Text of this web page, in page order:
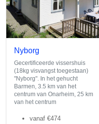
Nyborg
Gecertificeerde vissershuis
(18kg visvangst toegestaan)
"Nyborg". In het gehucht
Barmen, 3.5 km van het
centrum van Onarheim, 25 km
van het centrum
vanaf €474